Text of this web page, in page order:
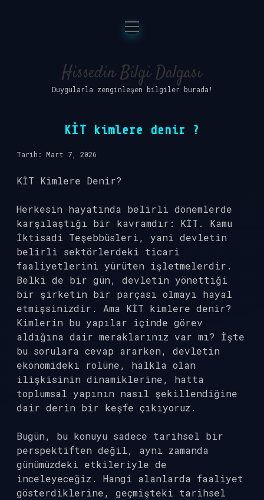
Anasayfa
Gizlilik Politikası
Yasal Uyarı
Hakkımızda
menüyü
aç
Hissedin Bilgi Dalgası
Duygularla zenginleşen bilgiler burada!
KİT kimlere denir ?
Tarih: Mart 7, 2026
KİT Kimlere Denir?
Herkesin hayatında belirli dönemlerde
karşılaştığı bir kavramdır: KİT. Kamu
İktisadi Teşebbüsleri, yani devletin
belirli sektörlerdeki ticari
faaliyetlerini yürüten işletmelerdir.
Belki de bir gün, devletin yönettiği
bir şirketin bir parçası olmayı hayal
etmişsinizdir. Ama KİT kimlere denir?
Kimlerin bu yapılar içinde görev
aldığına dair meraklarınız var mı? İşte
bu sorulara cevap ararken, devletin
ekonomideki rolüne, halkla olan
ilişkisinin dinamiklerine, hatta
toplumsal yapının nasıl şekillendiğine
dair derin bir keşfe çıkıyoruz.
Bugün, bu konuyu sadece tarihsel bir
perspektiften değil, aynı zamanda
günümüzdeki etkileriyle de
inceleyeceğiz. Hangi alanlarda faaliyet
gösterdiklerine, geçmişteki tarihsel